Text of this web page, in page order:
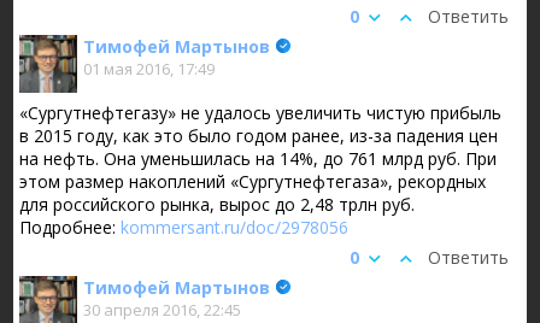
Ответить
0
Тимофей Мартынов
01 мая 2016, 17:49
«Сургутнефтегазу» не удалось увеличить чистую прибыль
в 2015 году, как это было годом ранее, из-за падения цен
на нефть. Она уменьшилась на 14%, до 761 млрд руб. При
этом размер накоплений «Сургутнефтегаза», рекордных
для российского рынка, вырос до 2,48 трлн руб.
Подробнее:kommersant.ru/doc/2978056
Ответить
0
Тимофей Мартынов
30 апреля 2016, 22:45